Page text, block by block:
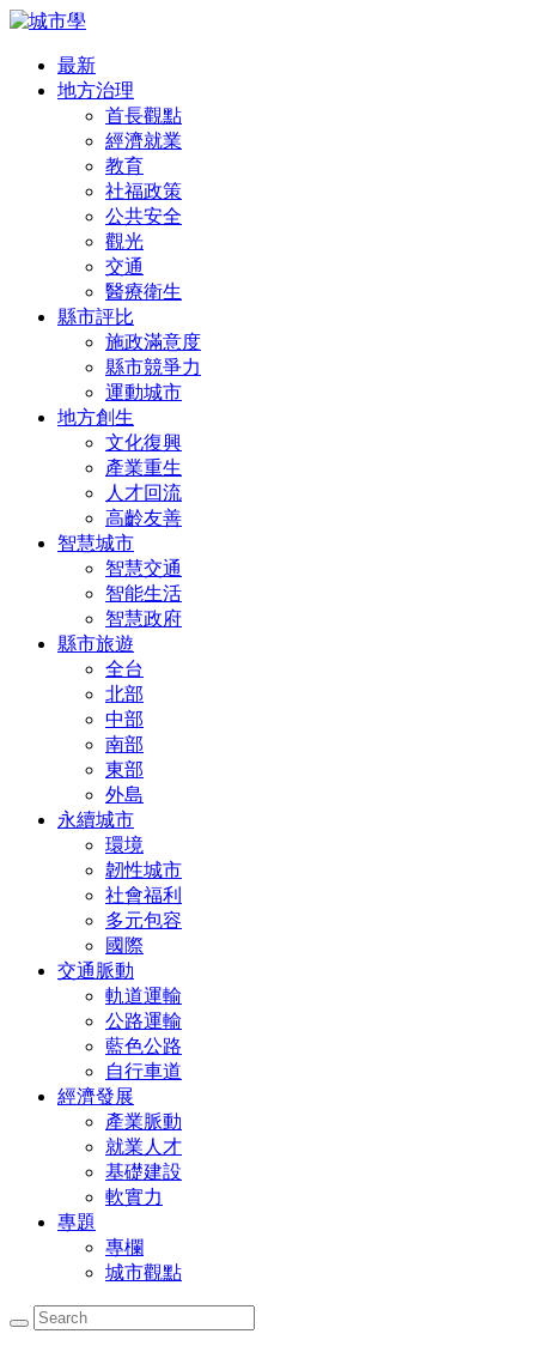
最新
地方治理
首長觀點
經濟就業
教育
社福政策
公共安全
觀光
交通
醫療衛生
縣市評比
施政滿意度
縣市競爭力
運動城市
地方創生
文化復興
產業重生
人才回流
高齡友善
智慧城市
智慧交通
智能生活
智慧政府
縣市旅遊
全台
北部
中部
南部
東部
外島
永續城市
環境
韌性城市
社會福利
多元包容
國際
交通脈動
軌道運輸
公路運輸
藍色公路
自行車道
經濟發展
產業脈動
就業人才
基礎建設
軟實力
專題
專欄
城市觀點